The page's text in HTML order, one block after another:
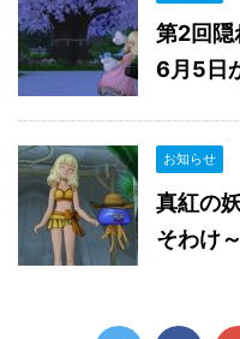
第2回隠
6月5日
お知らせ
真紅の
そわけ